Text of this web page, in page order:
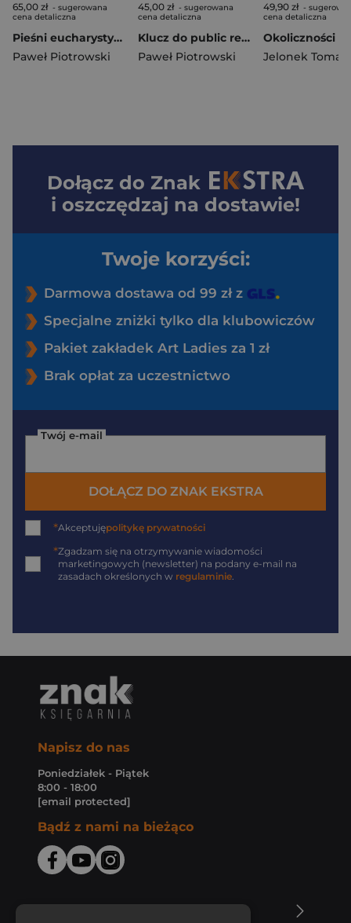
65,00 zł - sugerowana
cena detaliczna
Pieśni eucharystyczne na fortepian
Paweł Piotrowski
45,00 zł - sugerowana
cena detaliczna
Klucz do public relations
Paweł Piotrowski
49,90 zł -
cena detaliczna
Jelonek
Dołącz do Znak
i oszczędzaj na dostawie!
Twoje korzyści:
Darmowa dostawa od 99 zł z
Specjalne zniżki tylko dla klubowiczów
Pakiet zakładek Art Ladies za 1 zł
Brak opłat za uczestnictwo
Twój e-mail
DOŁĄCZ DO ZNAK EKSTRA
*Akceptujępolitykę prywatności
*Zgadzam się na otrzymywanie wiadomości
marketingowych (newsletter) na podany e-mail na
zasadach określonych w regulaminie.
Napisz do nas
Poniedziałek - Piątek
8:00 - 18:00
[email protected]
Bądź z nami na bieżąco